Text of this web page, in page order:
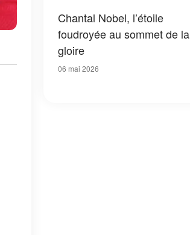
Chantal Nobel, l’étoile
foudroyée au sommet de la
gloire
06 mai 2026